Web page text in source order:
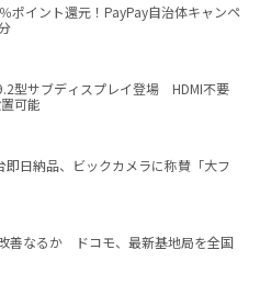
ポイント還元！PayPay自治体キャンペ
型サブディスプレイ登場 HDMI不要
可能
日納品、ビックカメラに称賛「大フ
改善なるか ドコモ、最新基地局を全国